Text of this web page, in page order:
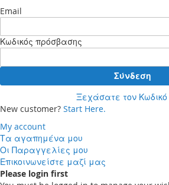
Email
Κωδικός πρόσβασης
Σύνδεση
Ξεχάσατε τον
New customer? Start Here.
My account
Τα αγαπημένα μου
Οι Παραγγελίες μου
Επικοινωνείστε μαζί μας
Please login first